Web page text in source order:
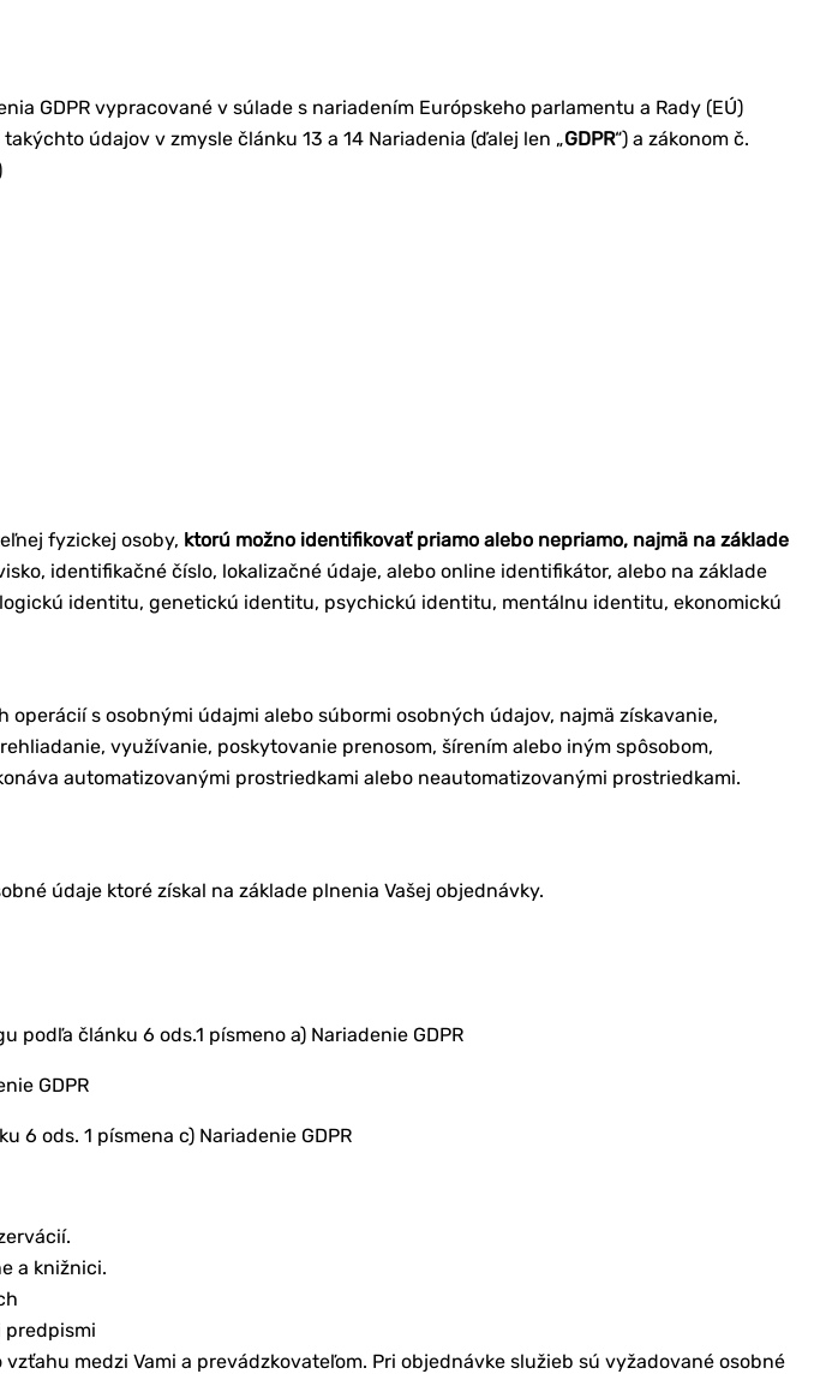
GDPR vypracované v súlade s nariadením Európskeho parlamentu a Rady (EÚ)
údajov v zmysle článku 13 a 14 Nariadenia (ďalej len „GDPR“) a zákonom č.
fyzickej osoby, ktorú možno identifikovať priamo alebo nepriamo, najmä na základe
identifikačné číslo, lokalizačné údaje, alebo online identifikátor, alebo na základe
identitu, genetickú identitu, psychickú identitu, mentálnu identitu, ekonomickú
s osobnými údajmi alebo súbormi osobných údajov, najmä získavanie,
využívanie, poskytovanie prenosom, šírením alebo iným spôsobom,
automatizovanými prostriedkami alebo neautomatizovanými prostriedkami.
údaje ktoré získal na základe plnenia Vašej objednávky.
článku 6 ods.1 písmeno a) Nariadenie GDPR
GDPR
ods. 1 písmena c) Nariadenie GDPR
a knižnici.
predpismi
medzi Vami a prevádzkovateľom. Pri objednávke služieb sú vyžadované osobné